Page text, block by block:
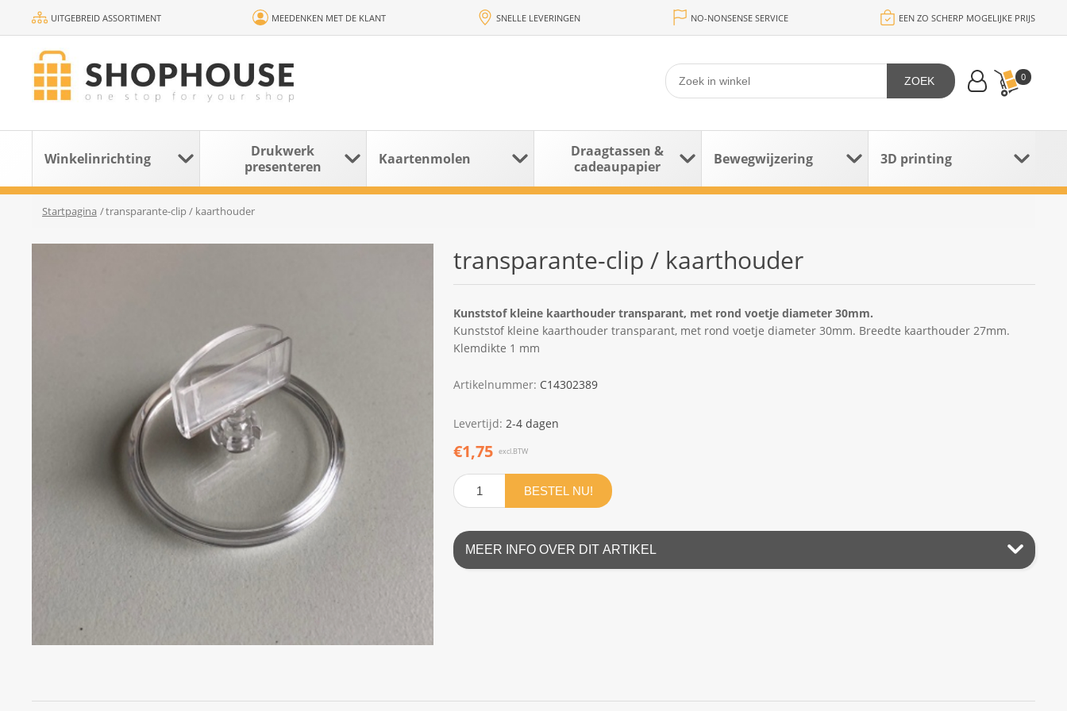
UITGEBREID ASSORTIMENT MEEDENKEN MET DE KLANT SNELLE LEVERINGEN NO-NONSENSE SERVICE EEN ZO SCHERP MOGELIJKE PRIJS
0
ZOEK
Winkelinrichting
Drukwerk
presenteren
Kaartenmolen
Draagtassen &
cadeaupapier
Bewegwijzering 3D printing
Startpagina /transparante-clip / kaarthouder
transparante-clip / kaarthouder
Kunststof kleine kaarthouder transparant, met rond voetje diameter 30mm.
Kunststof kleine kaarthouder transparant, met rond voetje diameter 30mm. Breedte kaarthouder 27mm.
Klemdikte 1 mm
Artikelnummer: C14302389
Levertijd: 2-4 dagen
€1,75 excl.BTW
BESTEL NU!
MEER INFO OVER DIT ARTIKEL